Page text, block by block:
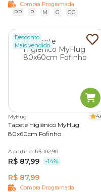
Compra Programada
PP
P M G GG
Desconto
Mais vendido
MyHug
Tapete Higiênico MyHug
80x60cm Fofinho
A partir deR$ 102,90
R$ 87,99 -14%
R$ 87,99
Compra Programada